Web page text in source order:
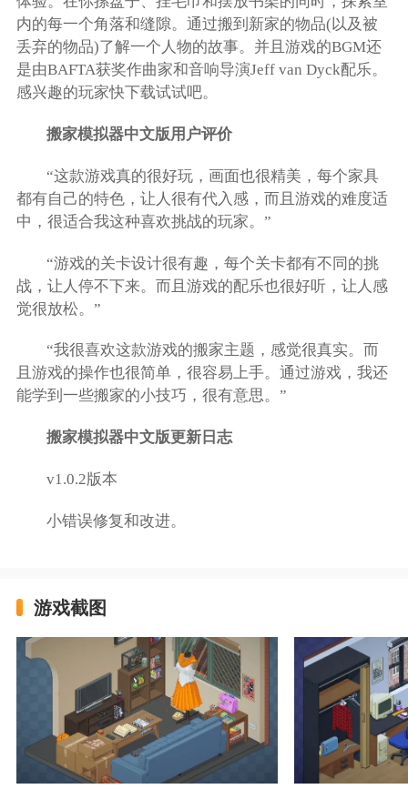
内的每一个角落和缝隙。通过搬到新家的物品(以及被
丢弃的物品)了解一个人物的故事。并且游戏的BGM还
是由BAFTA获奖作曲家和音响导演Jeff van Dyck配乐。
感兴趣的玩家快下载试试吧。
搬家模拟器中文版用户评价
“这款游戏真的很好玩，画面也很精美，每个家具
都有自己的特色，让人很有代入感，而且游戏的难度适
中，很适合我这种喜欢挑战的玩家。”
“游戏的关卡设计很有趣，每个关卡都有不同的挑
战，让人停不下来。而且游戏的配乐也很好听，让人感
觉很放松。”
“我很喜欢这款游戏的搬家主题，感觉很真实。而
且游戏的操作也很简单，很容易上手。通过游戏，我还
能学到一些搬家的小技巧，很有意思。”
搬家模拟器中文版更新日志
v1.0.2版本
小错误修复和改进。
游戏截图